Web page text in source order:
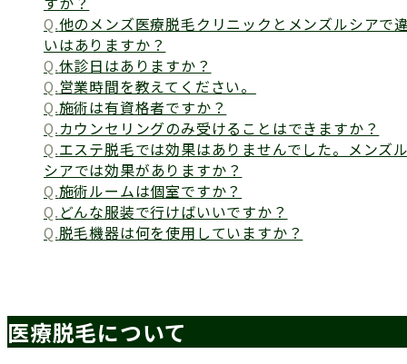
他のメンズ医療脱毛クリニックとメンズルシアで
いはありますか？
休診日はありますか？
営業時間を教えてください。
施術は有資格者ですか？
カウンセリングのみ受けることはできますか？
エステ脱毛では効果はありませんでした。メンズ
シアでは効果がありますか？
施術ルームは個室ですか？
どんな服装で行けばいいですか？
脱毛機器は何を使用していますか？
医療脱毛について